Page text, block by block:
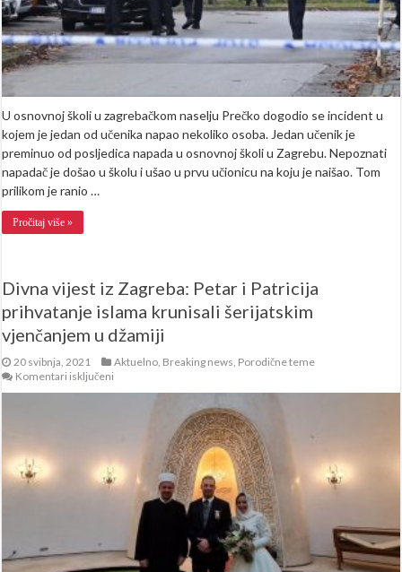
U osnovnoj školi u zagrebačkom naselju Prečko dogodio se incident u
kojem je jedan od učenika napao nekoliko osoba. Jedan učenik je
preminuo od posljedica napada u osnovnoj školi u Zagrebu. Nepoznati
napadač je došao u školu i ušao u prvu učionicu na koju je naišao. Tom
prilikom je ranio …
Pročitaj više »
Divna vijest iz Zagreba: Petar i Patricija
prihvatanje islama krunisali šerijatskim
vjenčanjem u džamiji
20 svibnja, 2021 Aktuelno Breaking news Porodične teme
Komentari isključeni
i
Patricija
prihvatanje
krunisali
šerijatskim
vjenčanjem
u
džamiji